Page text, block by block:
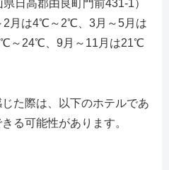
日高郡由良町門前431-1）
2月は4℃～2℃、3月～5月は
～24℃、9月～11月は21℃
た際は、以下のホテルであ
る可能性があります。